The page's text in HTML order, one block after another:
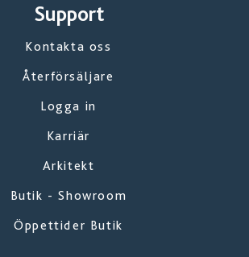
Support
Kontakta oss
Återförsäljare
Logga in
Karriär
Arkitekt
Butik - Showroom
Öppettider Butik